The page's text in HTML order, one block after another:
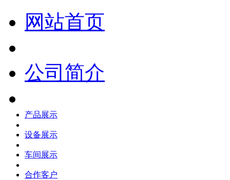
网站首页
公司简介
产品展示
设备展示
车间展示
合作客户